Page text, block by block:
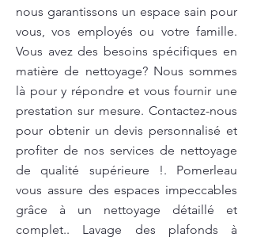
nous garantissons un espace sain pour
vous, vos employés ou votre famille.
Vous avez des besoins spécifiques en
matière de nettoyage? Nous sommes
là pour y répondre et vous fournir une
prestation sur mesure. Contactez-nous
pour obtenir un devis personnalisé et
profiter de nos services de nettoyage
de qualité supérieure !. Pomerleau
vous assure des espaces impeccables
grâce à un nettoyage détaillé et
complet.. Lavage des plafonds à